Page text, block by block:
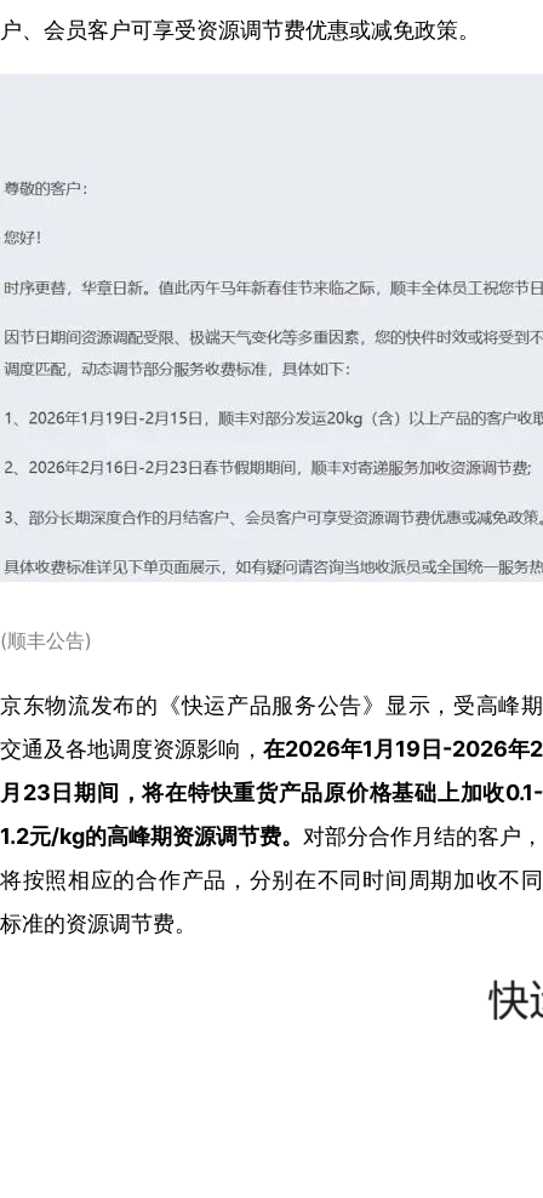
户、会员客户可享受资源调节费优惠或减免政策。
(顺丰公告)
京东物流发布的《快运产品服务公告》显示，受高峰期
交通及各地调度资源影响， 在2026年1月19日-2026年2
月23日期间，将在特快重货产品原价格基础上加收0.1-
1.2元/kg的高峰期资源调节费。 对部分合作月结的客户，
将按照相应的合作产品，分别在不同时间周期加收不同
标准的资源调节费。